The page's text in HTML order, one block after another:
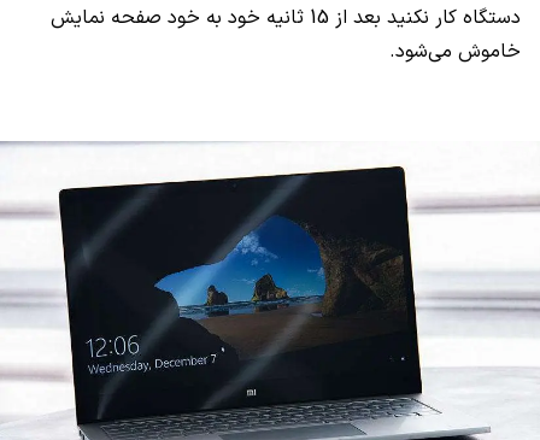
دستگاه کار نکنید بعد از 15 ثانیه خود به خود صفحه نمایش
خاموش می‌شود.